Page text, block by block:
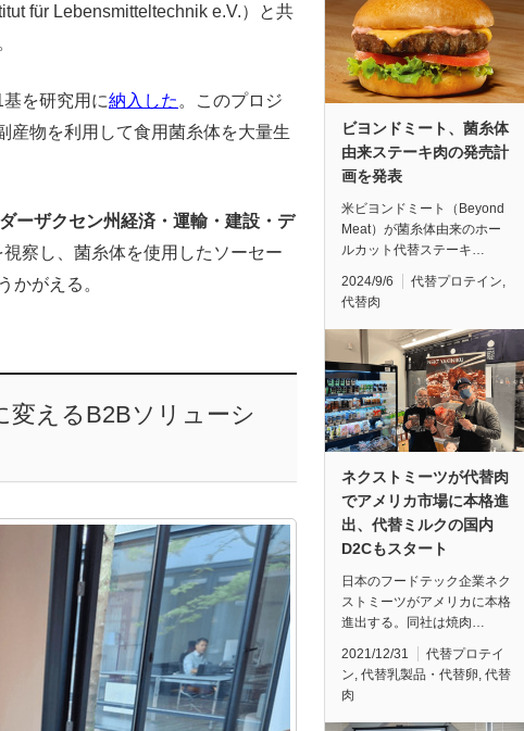
für Lebensmitteltechnik e.V.）と共
を研究用に納入した 。
このプロジ
産物を利用して食用菌糸体を大量生
ーザクセン州経済・運輸・建設・デ
察し、菌糸体を使用したソーセー
かがえる。
変えるB2Bソリューシ
ビヨンドミート、菌糸体
由来ステーキ肉の発売計
画を発表
米ビヨンドミート（Beyond
Meat）が菌糸体由来のホー
ルカット代替ステーキ…
2024/9/6 代替プロテイン
代替肉
ネクストミーツが代替肉
でアメリカ市場に本格進
出、代替ミルクの国内
D2Cもスタート
日本のフードテック企業ネク
ストミーツがアメリカに本格
進出する。同社は焼肉…
2021/12/31
代替プロテイ
ン, 代替乳製品・代替卵, 代替
肉